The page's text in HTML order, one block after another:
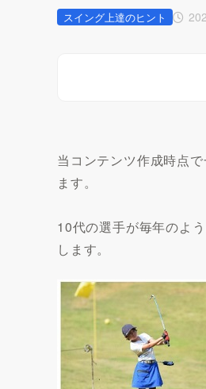
スイング上達のヒント
当コンテンツ作成時点
ます。
10代の選手が毎年のよ
します。